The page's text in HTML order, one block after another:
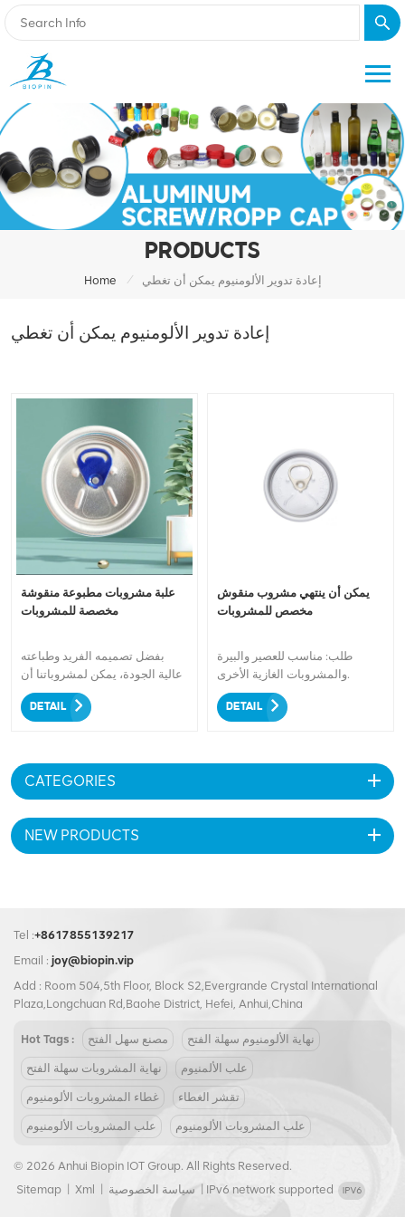
PRODUCTS
Home / إعادة تدوير الألومنيوم يمكن أن تغطي
إعادة تدوير الألومنيوم يمكن أن تغطي
علبة مشروبات مطبوعة منقوشة
مخصصة للمشروبات
بفضل تصميمه الفريد وطباعته
عالية الجودة، يمكن لمشروباتنا أن
تضيف لمسة من الأناقة إلى أي
مناسبة. قابل للتخصيص باستخدام
إن الاهتمام الدقيق بالتفاصيل
واستخدام المواد المتميزة يجعلها
أمرًا ضروريًا لأولئك الذين يبحثون
عن الكمال الشخصي. ارفع من
حضور علامتك التجارية من خلال
علبة المشروبات المنقوشة
DETAIL
يمكن أن ينتهي مشروب منقوش
مخصص للمشروبات
طلب: مناسب للعصير والبيرة
والمشروبات الغازية الأخرى.
DETAIL
CATEGORIES
NEW PRODUCTS
Tel :+8617855139217
Email : joy@biopin.vip
Add : Room 504,5th Floor, Block S2,Evergrande Crystal International
Plaza,Longchuan Rd,Baohe District, Hefei, Anhui,China
Hot Tags : مصنع سهل الفتح نهاية الألومنيوم سهلة الفتح
نهاية المشروبات سهلة الفتح علب الألمنيوم
غطاء المشروبات الألومنيوم تقشر الغطاء
علب المشروبات الألومنيوم علب المشروبات الألومنيوم
© 2026 Anhui Biopin IOT Group. All Rights Reserved.
Sitemap
Xml سياسة الخصوصية IPv6 network supported